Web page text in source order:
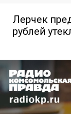
Лерчек
рублей